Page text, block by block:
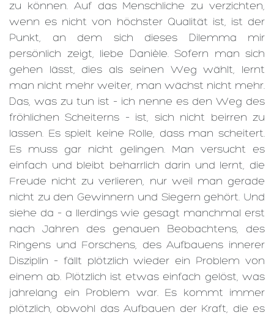
zu können. Auf das Menschliche zu verzichten,
wenn es nicht von höchster Qualität ist, ist der
Punkt, an dem sich dieses Dilemma mir
persönlich zeigt, liebe Danièle. Sofern man sich
gehen lässt, dies als seinen Weg wählt, lernt
man nicht mehr weiter, man wächst nicht mehr.
Das, was zu tun ist – ich nenne es den Weg des
fröhlichen Scheiterns – ist, sich nicht beirren zu
lassen. Es spielt keine Rolle, dass man scheitert.
Es muss gar nicht gelingen. Man versucht es
einfach und bleibt beharrlich darin und lernt, die
Freude nicht zu verlieren, nur weil man gerade
nicht zu den Gewinnern und Siegern gehört. Und
siehe da – a llerdings wie gesagt manchmal erst
nach Jahren des genauen Beobachtens, des
Ringens und Forschens, des Aufbauens innerer
Disziplin – fällt plötzlich wieder ein Problem von
einem ab. Plötzlich ist etwas einfach gelöst, was
jahrelang ein Problem war. Es kommt immer
plötzlich, obwohl das Aufbauen der Kraft, die es